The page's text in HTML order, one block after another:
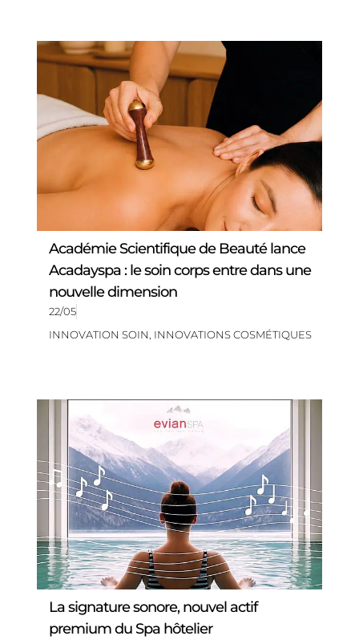
Académie Scientifique de Beauté lance
Acadayspa : le soin corps entre dans une
nouvelle dimension
22/05
INNOVATION SOIN INNOVATIONS COSMÉTIQUES
La signature sonore, nouvel actif
premium du Spa hôtelier